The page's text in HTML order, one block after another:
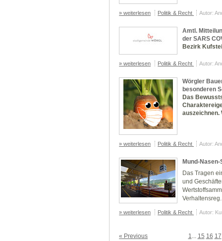
» weiterlesen Politik & Recht Autor:
Amtl.
der SARS
Bezirk
» weiterlesen Politik & Recht Autor:
Wörgler
besonderen
Das
auszeichnen.
» weiterlesen Politik & Recht Autor:
Mund-Nasen-
Das Tragen
und
» weiterlesen Politik & Recht Autor:
« Previous 1 15 16 17